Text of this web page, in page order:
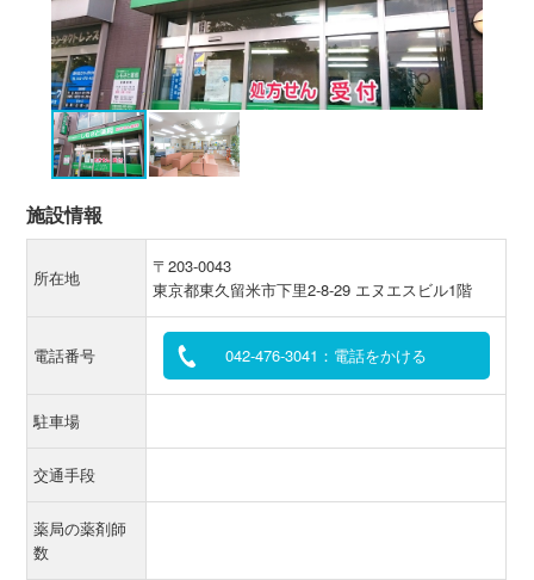
施設情報
所在地
〒203-0043
東京都東久留米市下里2-8-29 エヌエスビル1階
電話番号 042-476-3041：電話をかける
駐車場
交通手段
薬局の薬剤師
数